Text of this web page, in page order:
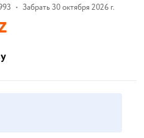
• Забрать 30 октября 2026 г.